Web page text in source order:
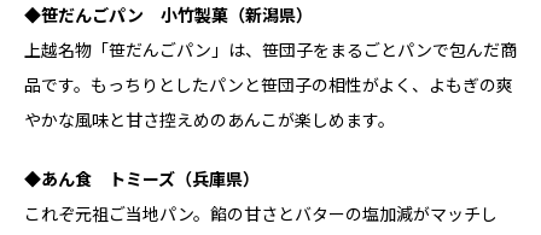
◆笹だんごパン 小竹製菓（新潟県）
上越名物「笹だんごパン」は、笹団子をまるごとパンで包んだ商
品です。もっちりとしたパンと笹団子の相性がよく、よもぎの爽
やかな風味と甘さ控えめのあんこが楽しめます。
◆あん食 トミーズ（兵庫県）
これぞ元祖ご当地パン。餡の甘さとバターの塩加減がマッチし